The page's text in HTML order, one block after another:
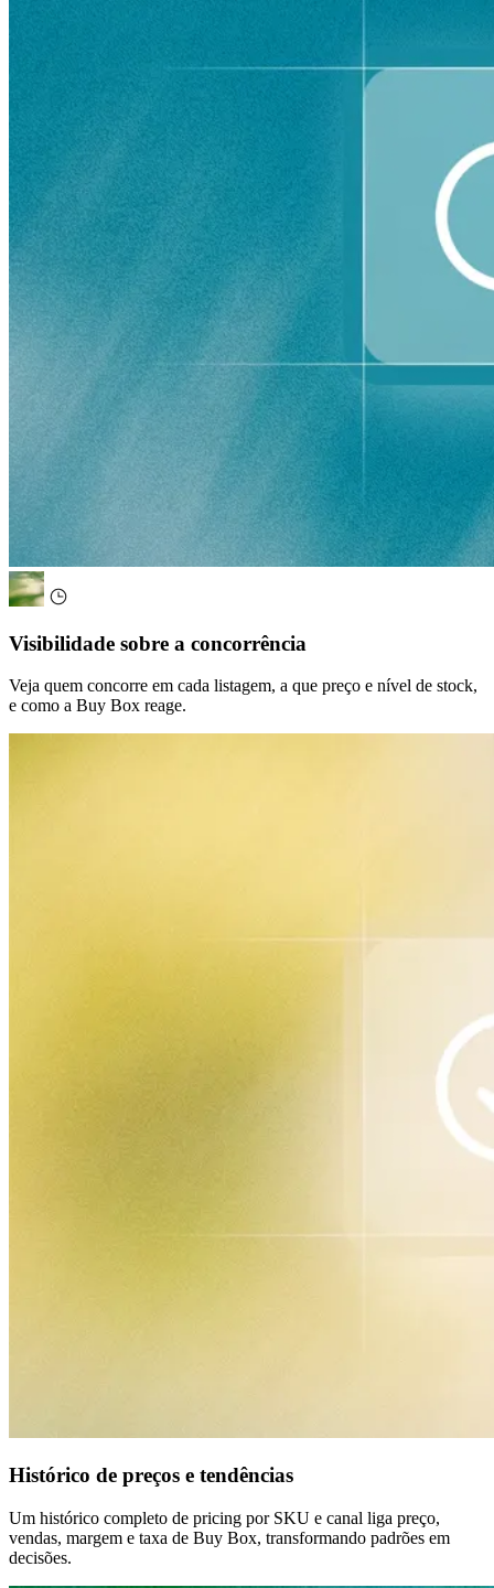
Visibilidade sobre a concorrência
Veja quem concorre em cada listagem, a que preço e nível de stock,
e como a Buy Box reage.
Histórico de preços e tendências
Um histórico completo de pricing por SKU e canal liga preço,
vendas, margem e taxa de Buy Box, transformando padrões em
decisões.